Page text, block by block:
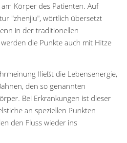
Körper des Patienten. Auf
"zhenjiu", wörtlich übersetzt
in der traditionellen
die Punkte auch mit Hitze
fließt die Lebensenergie,
den so genannten
Bei Erkrankungen ist dieser
an speziellen Punkten
den Fluss wieder ins